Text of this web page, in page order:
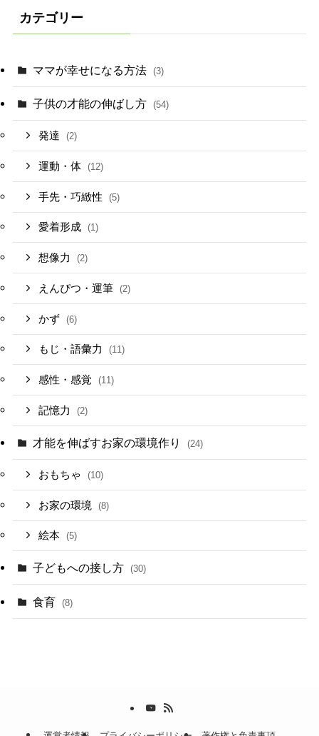
カテゴリー
ママが幸せになる方法 (3)
子供の才能の伸ばし方 (54)
発達 (2)
運動・体 (12)
手先・巧緻性 (5)
愛着形成 (1)
想像力 (2)
えんぴつ・運筆 (2)
かず (6)
もじ・語彙力 (11)
感性・感覚 (11)
記憶力 (2)
才能を伸ばすお家の環境作り (24)
おもちゃ (10)
お家の環境 (8)
絵本 (5)
子どもへの接し方 (30)
食育 (8)